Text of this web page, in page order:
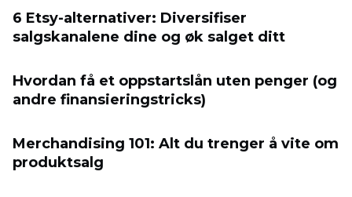
6 Etsy-alternativer: Diversifiser
salgskanalene dine og øk salget ditt
Hvordan få et oppstartslån uten penger (og
andre finansieringstricks)
Merchandising 101: Alt du trenger å vite om
produktsalg